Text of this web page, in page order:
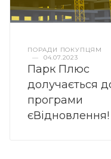
ПОРАДИ ПОКУПЦЯМ
—
04.07.2023
Парк Плюс
долучається
програми
єВідновлення!